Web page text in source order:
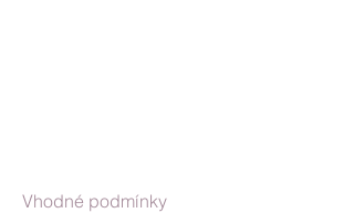
Vhodné podmínky